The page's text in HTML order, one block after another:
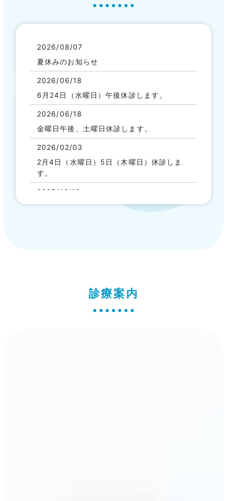
2026/08/07
夏休みのお知らせ
2026/06/18
6月24日（水曜日）午後休診します。
2026/06/18
金曜日午後、土曜日休診します。
2026/02/03
2月4日（水曜日）5日（木曜日）休診しま
す。
2025/12/16
年末年始診療のお知らせ
診療案内